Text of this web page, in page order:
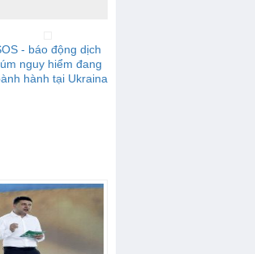
- báo động dịch
nguy hiểm đang
hành tại Ukraina